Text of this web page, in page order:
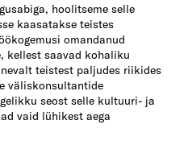
hoolitseme selle
kaasatakse teistes
omandanud
kellest saavad kohaliku
teistest paljudes riikides
väliskonsultantide
seost selle kultuuri- ja
vaid lühikest aega